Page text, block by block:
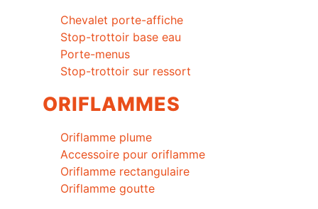
Chevalet porte-affiche
Stop-trottoir base eau
Porte-menus
Stop-trottoir sur ressort
ORIFLAMMES
Oriflamme plume
Accessoire pour oriflamme
Oriflamme rectangulaire
Oriflamme goutte